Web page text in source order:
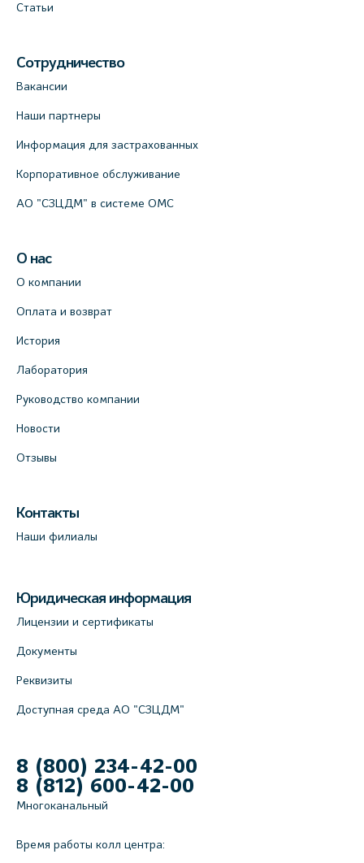
Статьи
Сотрудничество
Вакансии
Наши партнеры
Информация для застрахованных
Корпоративное обслуживание
АО "СЗЦДМ" в системе ОМС
О нас
О компании
Оплата и возврат
История
Лаборатория
Руководство компании
Новости
Отзывы
Контакты
Наши филиалы
Юридическая информация
Лицензии и сертификаты
Документы
Реквизиты
Доступная среда АО "СЗЦДМ"
8 (800) 234-42-00
8 (812) 600-42-00
Многоканальный
Время работы колл центра: